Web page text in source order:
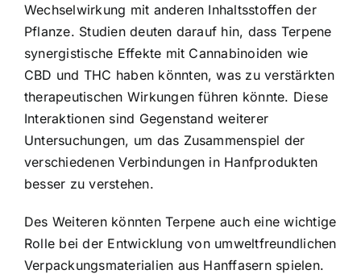
Wechselwirkung mit anderen Inhaltsstoffen der
Pflanze. Studien deuten darauf hin, dass Terpene
synergistische Effekte mit Cannabinoiden wie
CBD und THC haben könnten, was zu verstärkten
therapeutischen Wirkungen führen könnte. Diese
Interaktionen sind Gegenstand weiterer
Untersuchungen, um das Zusammenspiel der
verschiedenen Verbindungen in Hanfprodukten
besser zu verstehen.
Des Weiteren könnten Terpene auch eine wichtige
Rolle bei der Entwicklung von umweltfreundlichen
Verpackungsmaterialien aus Hanffasern spielen.